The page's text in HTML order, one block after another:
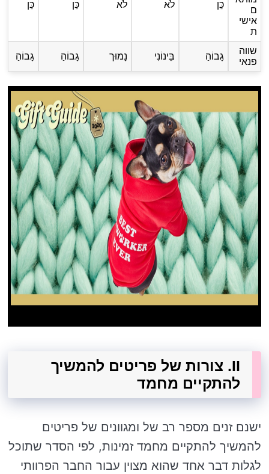
ם
אישי
ת
כֵּן לֹא לֹא כֵּן כֵּן
שווה
פנאי
גָבוֹהַ בֵּינוֹנִי נָמוּך גָבוֹהַ גָבוֹהַ
II. צורות של פריטים להמשיך
להתקיים מחמד
ישנם זנים מספר רב של ומגוונים של פריטים
להמשיך להתקיים מחמד זמינות, לפי הסדר שתוכל
לגלות דבר אחד שהוא מצוין עבור החבר הפרוותי